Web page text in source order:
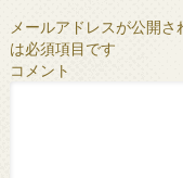
メールアドレスが公開さ
は必須項目です
コメント